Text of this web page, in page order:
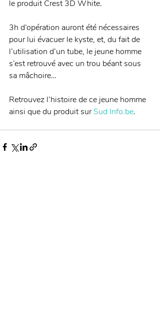
le produit Crest 3D White.
3h d’opération auront été nécessaires
pour lui évacuer le kyste, et, du fait de
l’utilisation d’un tube, le jeune homme
s’est retrouvé avec un trou béant sous
sa mâchoire…
Retrouvez l’histoire de ce jeune homme
ainsi que du produit sur Sud Info.be.